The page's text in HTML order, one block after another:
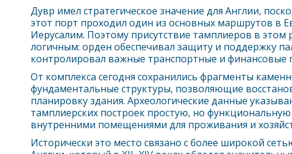
Дувр имел стратегическое значение для Англии,
этот порт проходил один из основных маршрутов в
Иерусалим. Поэтому присутствие тамплиеров в этом
логичным: орден обеспечивал защиту и поддержку
контролировал важные транспортные и финансовые
От комплекса сегодня сохранились фрагменты
фундаментальные структуры, позволяющие
планировку здания. Археологические данные
тамплиерских построек простую, но функциональную
внутренними помещениями для проживания и
Исторически это место связано с более широкой